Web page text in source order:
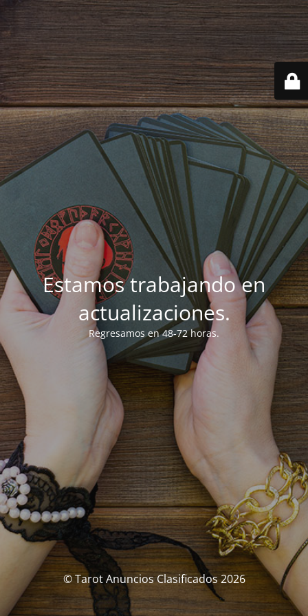
Estamos trabajando en
actualizaciones.
Regresamos en 48-72 horas.
© Tarot Anuncios Clasificados 2026